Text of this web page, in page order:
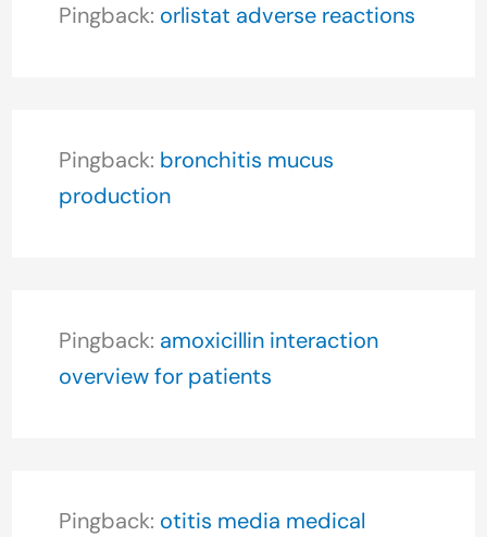
Pingback: orlistat adverse reactions
Pingback: bronchitis mucus
production
Pingback: amoxicillin interaction
overview for patients
Pingback: otitis media medical